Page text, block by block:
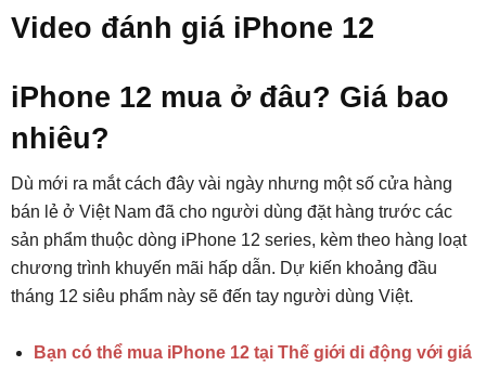
Video đánh giá iPhone 12
iPhone 12 mua ở đâu? Giá bao
nhiêu?
Dù mới ra mắt cách đây vài ngày nhưng một số cửa hàng
bán lẻ ở Việt Nam đã cho người dùng đặt hàng trước các
sản phẩm thuộc dòng iPhone 12 series, kèm theo hàng loạt
chương trình khuyến mãi hấp dẫn. Dự kiến khoảng đầu
tháng 12 siêu phẩm này sẽ đến tay người dùng Việt.
Bạn có thể mua iPhone 12 tại Thế giới di động với giá